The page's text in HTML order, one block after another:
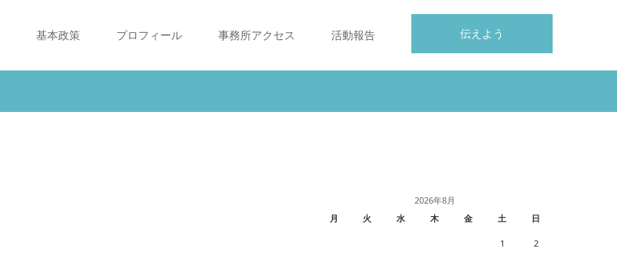
伝えよう
基本政策 プロフィール 事務所アクセス 活動報告
2026年8月
月
火 水 木 金 土 日
1 2